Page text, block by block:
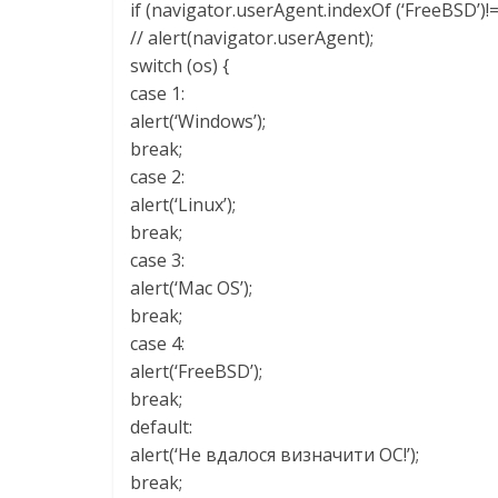
if (navigator.userAgent.indexOf
// alert(navigator.userAgent);
switch (os) {
case 1:
alert(‘Windows’);
break;
case 2:
alert(‘Linux’);
break;
case 3:
alert(‘Mac OS’);
break;
case 4:
alert(‘FreeBSD’);
break;
default:
alert(‘Не вдалося визначити ОС!’);
break;